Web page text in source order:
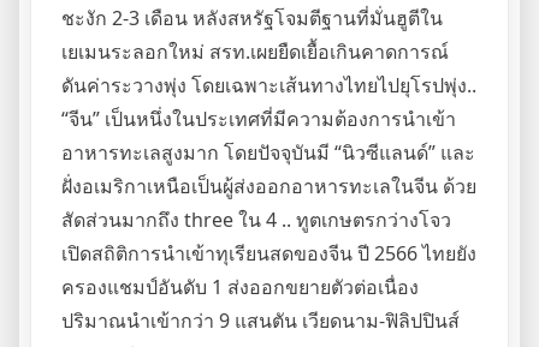
ชะงัก 2-3 เดือน หลังสหรัฐโจมตีฐานที่มั่นฮูตีใน
เยเมนระลอกใหม่ สรท.เผยยืดเยื้อเกินคาดการณ์
ดันค่าระวางพุ่ง โดยเฉพาะเส้นทางไทยไปยุโรปพุ่ง..
“จีน” เป็นหนึ่งในประเทศที่มีความต้องการนำเข้า
อาหารทะเลสูงมาก โดยปัจจุบันมี “นิวซีแลนด์” และ
ฝั่งอเมริกาเหนือเป็นผู้ส่งออกอาหารทะเลในจีน ด้วย
สัดส่วนมากถึง three ใน 4 .. ทูตเกษตรกว่างโจว
เปิดสถิติการนำเข้าทุเรียนสดของจีน ปี 2566 ไทยยัง
ครองแชมป์อันดับ 1 ส่งออกขยายตัวต่อเนื่อง
ปริมาณนำเข้ากว่า 9 แสนตัน เวียดนาม-ฟิลิปปินส์